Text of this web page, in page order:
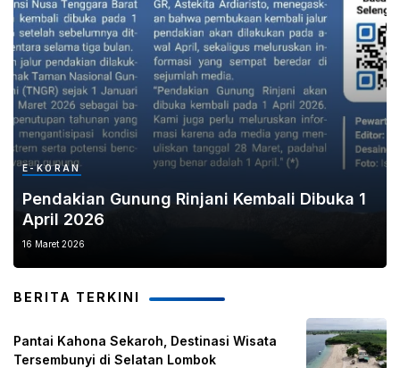
E-KORAN
Pendakian Gunung Rinjani Kembali Dibuka 1
April 2026
16 Maret 2026
BERITA TERKINI
Pantai Kahona Sekaroh, Destinasi Wisata
Tersembunyi di Selatan Lombok